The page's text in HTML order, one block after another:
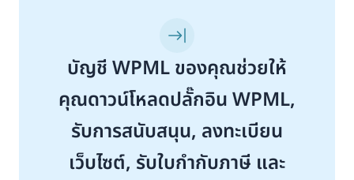
บัญชี WPML ของคุณช่วยให้
คุณดาวน์โหลดปลั๊กอิน WPML,
รับการสนับสนุน, ลงทะเบียน
เว็บไซต์, รับใบกำกับภาษี และ